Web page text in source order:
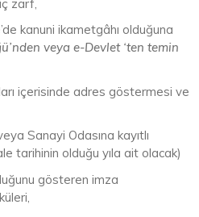
zarf,
kanuni ikametgâhı olduğuna
veya e-Devlet ‘ten temin
içerisinde adres göstermesi ve
Sanayi Odasına kayıtlı
tarihinin olduğu yıla ait olacak)
gösteren imza